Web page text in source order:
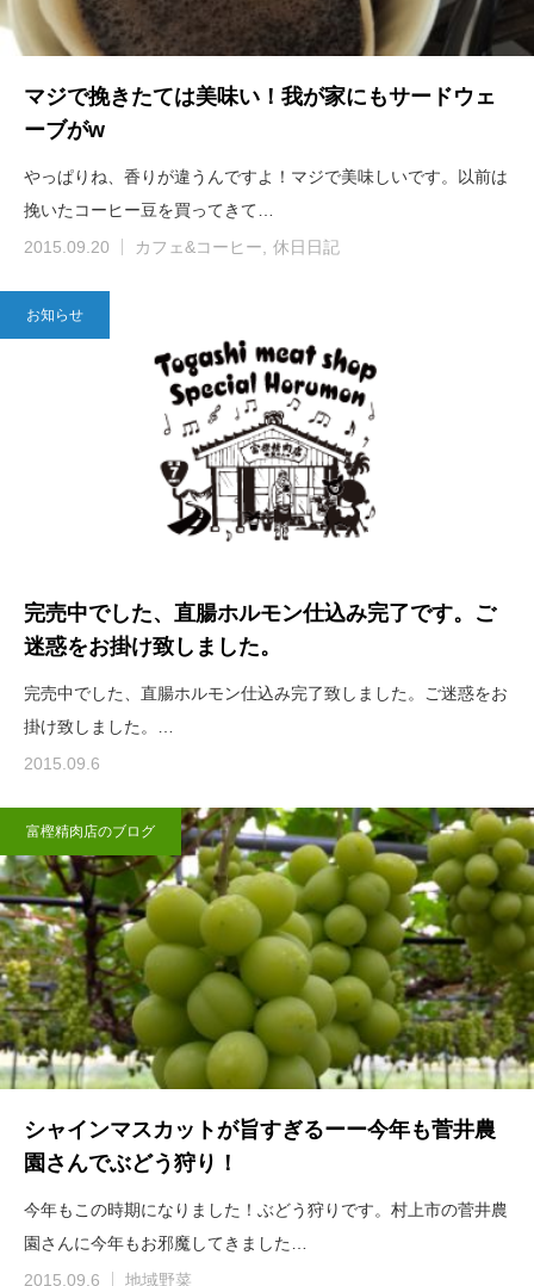
マジで挽きたては美味い！我が家にもサードウェ
ーブがw
やっぱりね、香りが違うんですよ！マジで美味しいです。以前は
挽いたコーヒー豆を買ってきて…
2015.09.20
カフェ&コーヒー 休日日記
お知らせ
完売中でした、直腸ホルモン仕込み完了です。ご
迷惑をお掛け致しました。
完売中でした、直腸ホルモン仕込み完了致しました。ご迷惑をお
掛け致しました。…
2015.09.6
富樫精肉店のブログ
シャインマスカットが旨すぎるーー今年も菅井農
園さんでぶどう狩り！
今年もこの時期になりました！ぶどう狩りです。村上市の菅井農
園さんに今年もお邪魔してきました…
2015.09.6
地域野菜